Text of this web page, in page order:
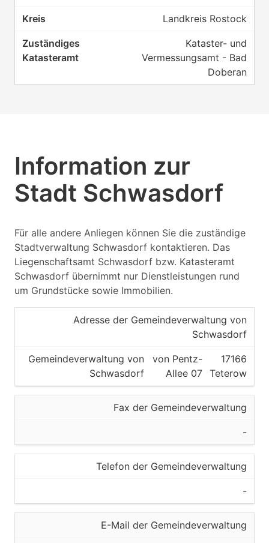
Landkreis Rostock
Kataster- und
Vermessungsamt - Bad
Doberan
Information zur
Stadt Schwasdorf
Für alle andere Anliegen können Sie die zuständige
Stadtverwaltung Schwasdorf kontaktieren. Das
Liegenschaftsamt Schwasdorf bzw. Katasteramt
Schwasdorf übernimmt nur Dienstleistungen rund
um Grundstücke sowie Immobilien.
Adresse der Gemeindeverwaltung von
Schwasdorf
Gemeindeverwaltung von
Schwasdorf
von Pentz-
Allee 07
17166
Teterow
Fax der Gemeindeverwaltung
-
Telefon der Gemeindeverwaltung
-
E-Mail der Gemeindeverwaltung